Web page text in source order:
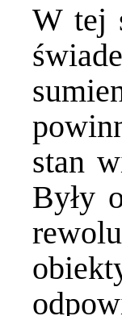
W tej
stan
Były